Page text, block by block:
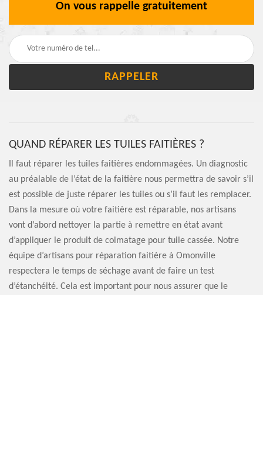
On vous rappelle gratuitement
QUAND RÉPARER LES TUILES FAITIÈRES ?
Il faut réparer les tuiles faitières endommagées. Un diagnostic
au préalable de l’état de la faitière nous permettra de savoir s’il
est possible de juste réparer les tuiles ou s’il faut les remplacer.
Dans la mesure où votre faitière est réparable, nos artisans
vont d’abord nettoyer la partie à remettre en état avant
d’appliquer le produit de colmatage pour tuile cassée. Notre
équipe d’artisans pour réparation faitière à Omonville
respectera le temps de séchage avant de faire un test
d’étanchéité. Cela est important pour nous assurer que le